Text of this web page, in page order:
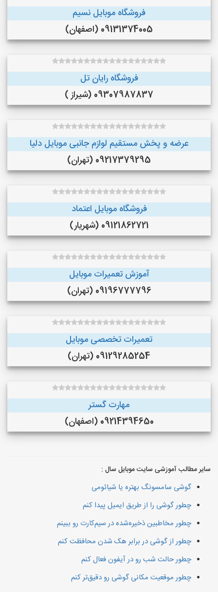
فروشگاه موبایل نسیم
09131374005 (اصفهان)
فروشگاه رایان تل
09307987837 (شیراز )
عرضه و پخش مستقيم لوازم جانبى موبايل دليا
09217379295 (تهران)
فروشگاه موبایل اعتماد
09121862721 (شهریار)
آموزش تعمیرات موبایل
09196777796 (تهران)
تعمیرات تخصصی موبایل
09129285254 (تهران)
مهارت گستر
09214394650 (اصفهان)
سایر مطالب آموزشی سایت موبایل سال :
گوشی سامسونگ بهتره یا شیائومی
چطور گوشی را از طریق ایمیل پیدا کنم
چطور مخاطبین ذخیره‌شده در سیم‌کارت رو ببینم
چطور از گوشی در برابر هک شدن محافظت کنم
چطور حالت شب رو در آیفون فعال کنم
چطور موقعیت مکانی گوشی رو دقیق‌تر کنم